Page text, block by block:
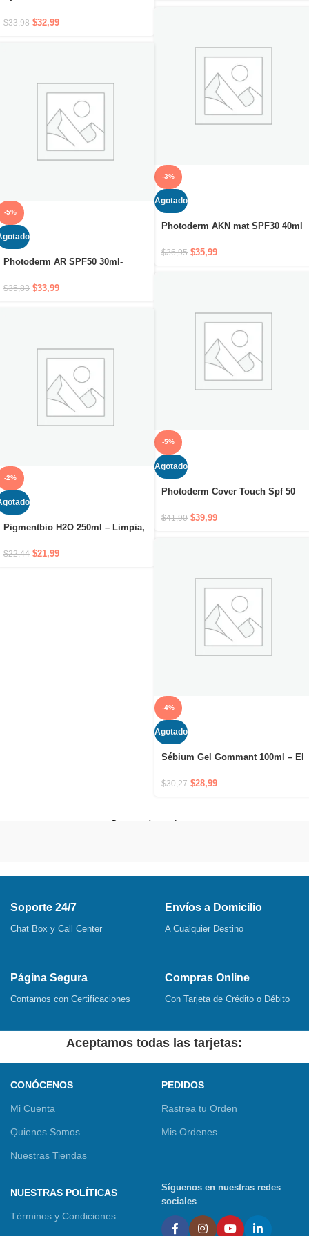
$33,98 $32,99
-3%
Agotado
Photoderm AKN mat SPF30 40ml
$36,95 $35,99
-5%
Photoderm AR SPF50 30ml-
protección para piel sensible con
$35,83 $33,99
-5%
Agotado
Photoderm Cover Touch Spf 50
$41,90 $39,99
-2%
Pigmentbio H2O 250ml – Limpia,
tolerancia.
$22,44 $21,99
-4%
Agotado
Sébium Gel Gommant 100ml – El
$30,27 $28,99
Cargar más productos
Soporte 24/7
Chat Box y Call Center
Envíos a Domicilio
A Cualquier Destino
Página Segura
Contamos con Certificaciones
Compras Online
Con Tarjeta de Crédito o Débito
Aceptamos todas las tarjetas:
CONÓCENOS
Mi Cuenta
Quienes Somos
Nuestras Tiendas
PEDIDOS
Rastrea tu Orden
Mis Ordenes
NUESTRAS POLÍTICAS
Términos y Condiciones
Síguenos en nuestras redes
sociales